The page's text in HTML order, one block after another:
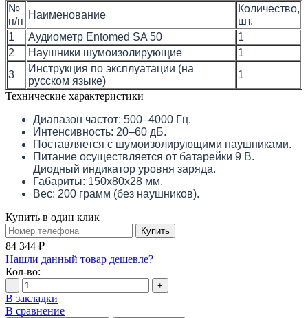
№
п/п
Наименование
Количество,
шт.
1
Аудиометр Entomed SA 50
1
2
Наушники шумоизолирующие
1
3
Инструкция по эксплуатации (на
русском языке)
1
Технические характеристики
Диапазон частот: 500–4000 Гц.
Интенсивность: 20–60 дБ.
Поставляется с шумоизолирующими наушниками.
Питание осуществляется от батарейки 9 В.
Диодный индикатор уровня заряда.
Габариты: 150х80х28 мм.
Вес: 200 грамм (без наушников).
Купить в один клик
Купить
84 344 ₽
Нашли данный товар дешевле?
Кол-во:
- +
В закладки
В сравнение